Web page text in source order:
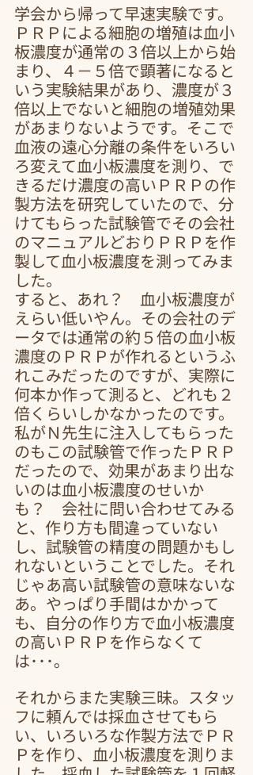
学会から帰って早速実験です。
ＰＲＰによる細胞の増殖は血小
板濃度が通常の３倍以上から始
まり、４－５倍で顕著になると
いう実験結果があり、濃度が３
倍以上でないと細胞の増殖効果
があまりないようです。そこで
血液の遠心分離の条件をいろい
ろ変えて血小板濃度を測り、で
きるだけ濃度の高いＰＲＰの作
製方法を研究していたので、分
けてもらった試験管でその会社
のマニュアルどおりＰＲＰを作
製して血小板濃度を測ってみま
した。
すると、あれ？　血小板濃度が
えらい低いやん。その会社のデ
ータでは通常の約５倍の血小板
濃度のＰＲＰが作れるというふ
れこみだったのですが、実際に
何本か作って測ると、どれも２
倍くらいしかなかったのです。
私がＮ先生に注入してもらった
のもこの試験管で作ったＰＲＰ
だったので、効果があまり出な
いのは血小板濃度のせいか
も？　会社に問い合わせてみる
と、作り方も間違っていない
し、試験管の精度の問題かもし
れないということでした。それ
じゃあ高い試験管の意味ないな
あ。やっぱり手間はかかって
も、自分の作り方で血小板濃度
の高いＰＲＰを作らなくて
は･･･｡
それからまた実験三昧。スタッ
フに頼んでは採血させてもら
い、いろいろな作製方法でＰＲ
Ｐを作り、血小板濃度を測りま